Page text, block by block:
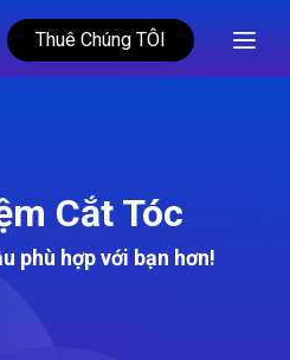
Thuê Chúng TÔI
Cắt Tóc
phù hợp với bạn hơn!